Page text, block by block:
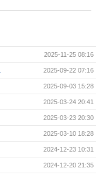
2025-11-25 08:16
2025-09-22 07:16
2025-09-03 15:28
2025-03-24 20:41
2025-03-23 20:30
2025-03-10 18:28
2024-12-23 10:31
2024-12-20 21:35